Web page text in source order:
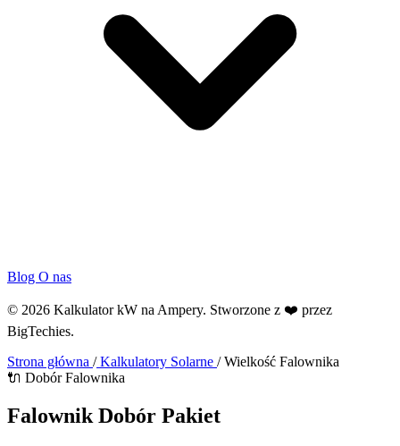
Blog O nas
© 2026 Kalkulator kW na Ampery. Stworzone z ❤️ przez
BigTechies.
Strona główna /Kalkulatory Solarne /Wielkość Falownika
🔌 Dobór Falownika
Falownik Dobór Pakiet